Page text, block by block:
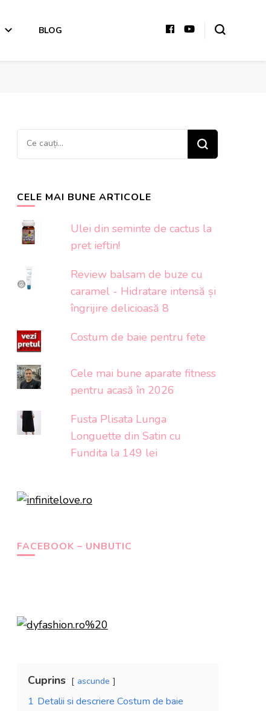
BLOG
Cauți
ceva?
CELE MAI BUNE ARTICOLE
Ulei din seminte de cactus la
pret ieftin!
Review balsam de buze cu
caramel - Hidratare intensă și
îngrijire delicioasă 8
Costum de baie pentru fete
Cele mai bune aparate fitness
pentru acasă în 2026
Fusta Plisata Lunga
Longuette din Satin cu
Fundita la 149 lei
FACEBOOK – UNBUTIC
Cuprins ascunde
1 Detalii si descriere Costum de baie